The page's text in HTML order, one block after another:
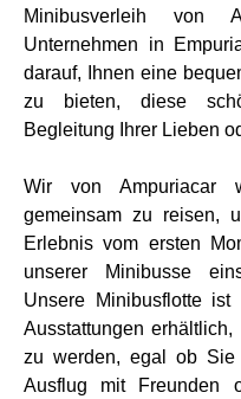
Minibusverleih von
Unternehmen in
darauf, Ihnen eine
zu bieten, diese
Begleitung Ihrer Lieben
Wir von Ampuriacar
gemeinsam zu reisen,
Erlebnis vom ersten
unserer Minibusse
Unsere Minibusflotte
Ausstattungen
zu werden, egal ob Sie
Ausflug mit Freunden